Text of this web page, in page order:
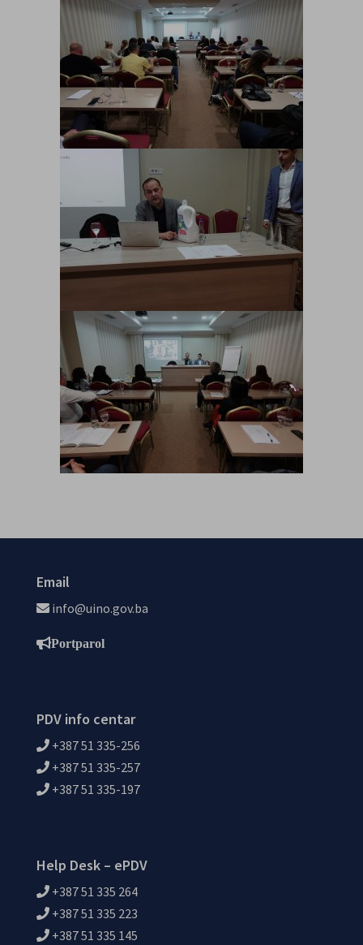
Email
info@uino.gov.ba
Portparol
PDV info centar
+387 51 335-256
+387 51 335-257
+387 51 335-197
Help Desk – ePDV
+387 51 335 264
+387 51 335 223
+387 51 335 145